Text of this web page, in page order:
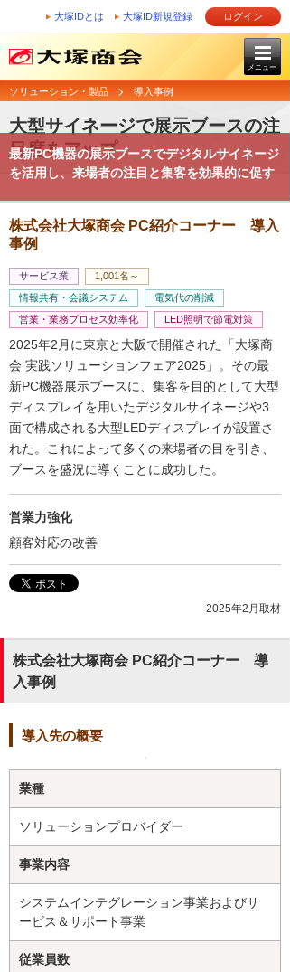
大塚IDとは 大塚ID新規登録 ログイン
メニュー
ソリューション・製品 導入事例
大型サイネージで展示ブースの注
目度をアップ
最新PC機器の展示ブースでデジタルサイネージ
を活用し、来場者の注目と集客を効果的に促す
株式会社大塚商会 PC紹介コーナー 導入
事例
サービス業
1,001名～
情報共有・会議システム
電気代の削減
営業・業務プロセス効率化
LED照明で節電対策
2025年2月に東京と大阪で開催された「大塚商
会 実践ソリューションフェア2025」。その最
新PC機器展示ブースに、集客を目的として大型
ディスプレイを用いたデジタルサイネージや3
面で構成される大型LEDディスプレイが設置さ
れた。これによって多くの来場者の目を引き、
ブースを盛況に導くことに成功した。
営業力強化
顧客対応の改善
2025年2月取材
株式会社大塚商会 PC紹介コーナー 導
入事例
導入先の概要
業種
ソリューションプロバイダー
事業内容
システムインテグレーション事業およびサ
ービス＆サポート事業
従業員数